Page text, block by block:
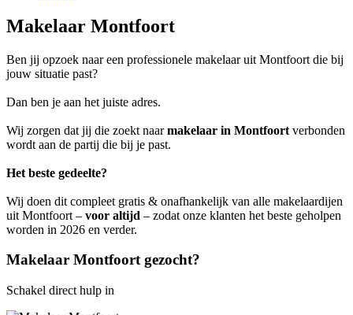
Makelaar Montfoort
Ben jij opzoek naar een professionele makelaar uit Montfoort die bij
jouw situatie past?
Dan ben je aan het juiste adres.
Wij zorgen dat jij die zoekt naarmakelaar in Montfoort verbonden
wordt aan de partij die bij je past.
Het beste gedeelte?
Wij doen dit compleet gratis & onafhankelijk van alle makelaardijen
uit Montfoort – voor altijd – zodat onze klanten het beste geholpen
worden in 2026 en verder.
Makelaar Montfoort gezocht?
Schakel direct hulp in